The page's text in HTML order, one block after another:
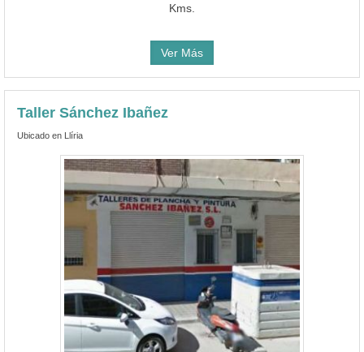
Kms.
Ver Más
Taller Sánchez Ibañez
Ubicado en Llíria